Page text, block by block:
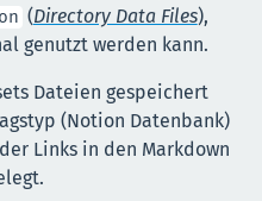
(Directory Data Files),
genutzt werden kann.
Dateien gespeichert
(Notion Datenbank)
Links in den Markdown